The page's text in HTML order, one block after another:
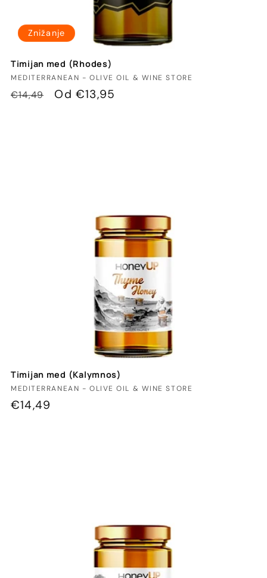
Znižanje
Timijan med (Rhodes)
Ponudnik:
MEDITERRANEAN - OLIVE OIL & WINE STORE
Redna
€14,49
Znižana
Od €13,95
Timijan med (Kalymnos)
Ponudnik:
MEDITERRANEAN - OLIVE OIL & WINE STORE
Redna
€14,49